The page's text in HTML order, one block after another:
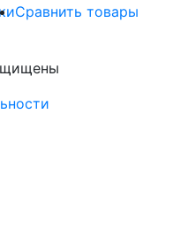
Сравнить товары